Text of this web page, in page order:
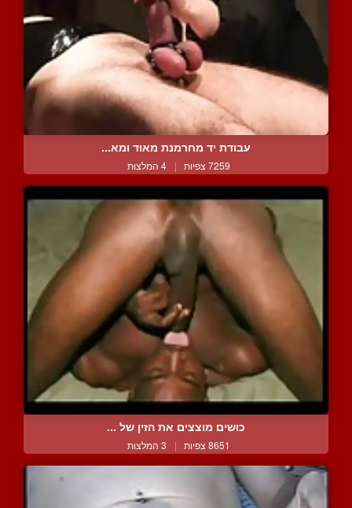
עבודת יד מחרמנת מאוד ומא...
7259 צפיות | 4 המלצות
כושים מוצצים את הזין של ...
8651 צפיות | 3 המלצות